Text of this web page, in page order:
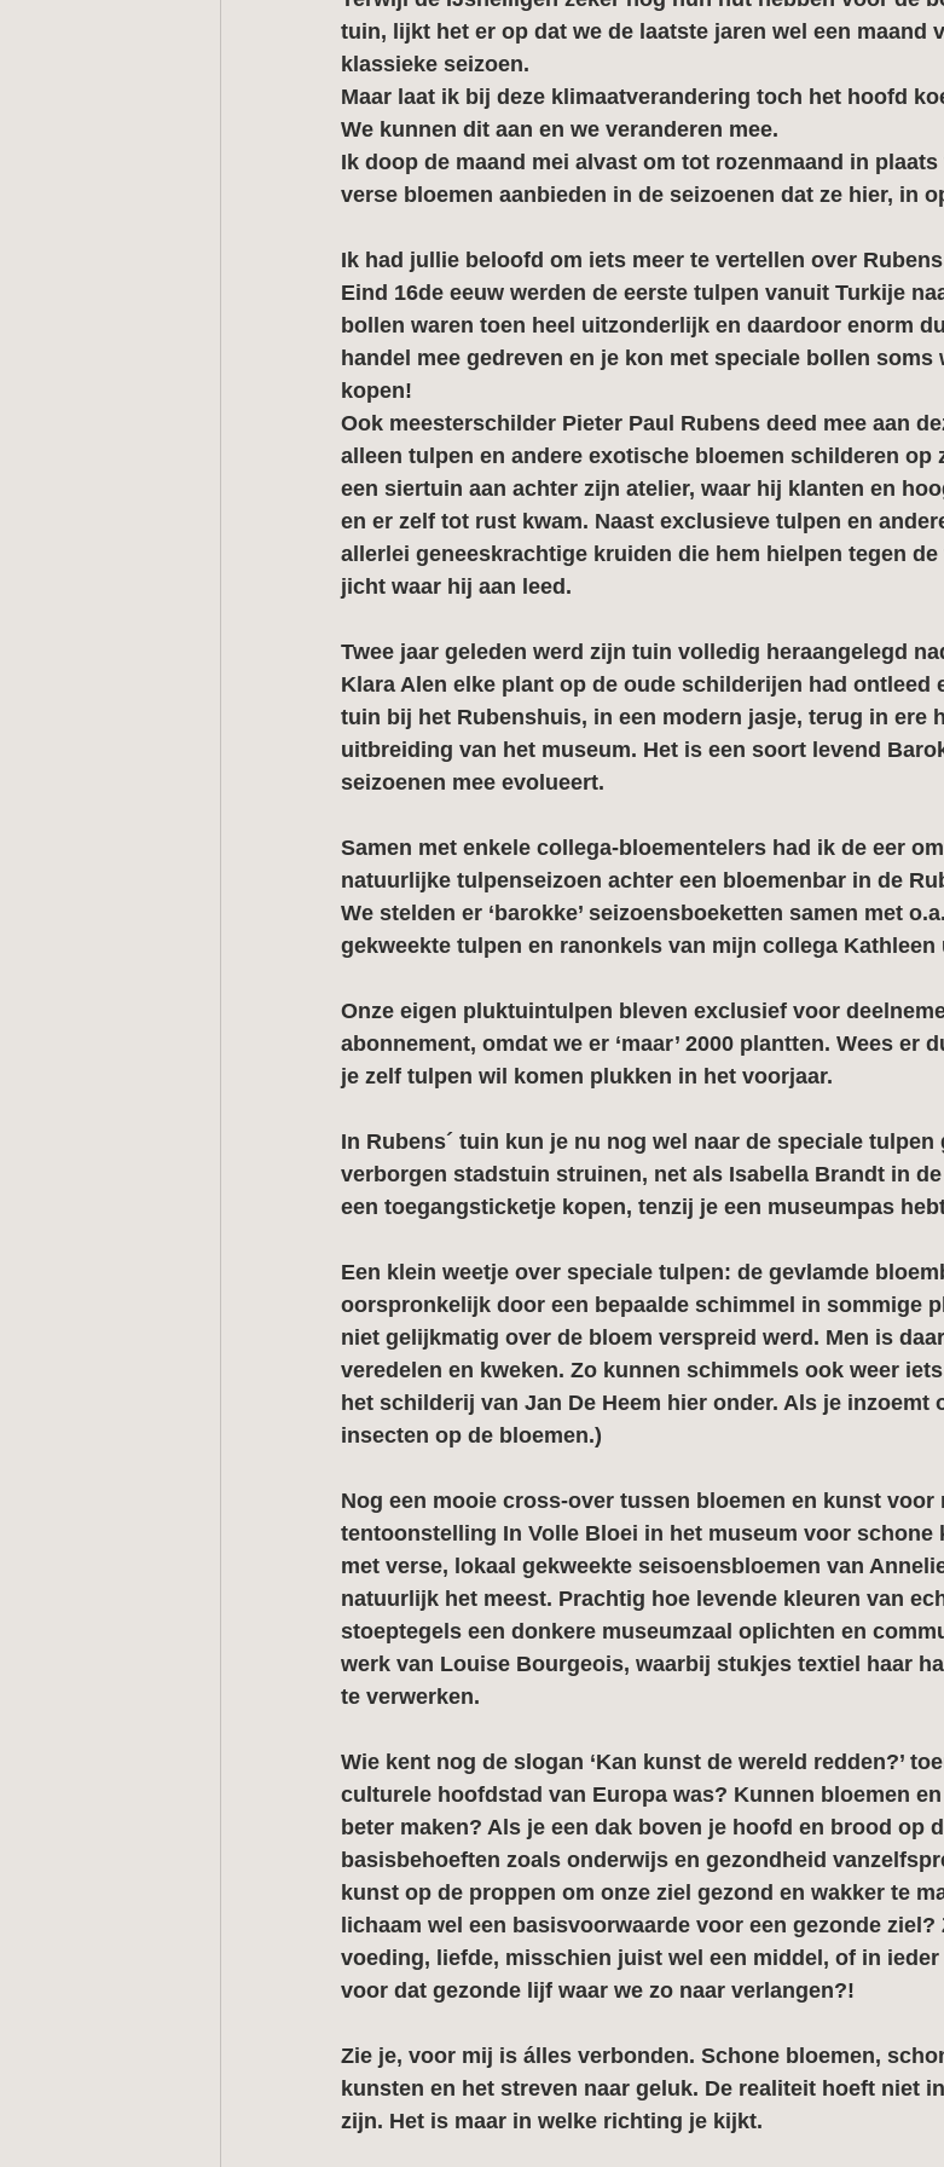
tuin, lijkt het er op dat we de laatste jaren wel een maand
klassieke seizoen.
Maar laat ik bij deze klimaatverandering toch het hoofd
We kunnen dit aan en we veranderen mee.
Ik doop de maand mei alvast om tot rozenmaand in
verse bloemen aanbieden in de seizoenen dat ze hier, in
Ik had jullie beloofd om iets meer te vertellen over
Eind 16de eeuw werden de eerste tulpen vanuit Turkije
bollen waren toen heel uitzonderlijk en daardoor enorm
handel mee gedreven en je kon met speciale bollen
kopen!
Ook meesterschilder Pieter Paul Rubens deed mee aan
alleen tulpen en andere exotische bloemen schilderen op
een siertuin aan achter zijn atelier, waar hij klanten en
en er zelf tot rust kwam. Naast exclusieve tulpen en
allerlei geneeskrachtige kruiden die hem hielpen tegen
jicht waar hij aan leed.
Twee jaar geleden werd zijn tuin volledig heraangelegd
Klara Alen elke plant op de oude schilderijen had ontleed
tuin bij het Rubenshuis, in een modern jasje, terug in ere
uitbreiding van het museum. Het is een soort levend
seizoenen mee evolueert.
Samen met enkele collega-bloementelers had ik de eer
natuurlijke tulpenseizoen achter een bloemenbar in de
We stelden er ‘barokke’ seizoensboeketten samen met
gekweekte tulpen en ranonkels van mijn collega Kathleen
Onze eigen pluktuintulpen bleven exclusief voor
abonnement, omdat we er ‘maar’ 2000 plantten. Wees er
je zelf tulpen wil komen plukken in het voorjaar.
In Rubens´ tuin kun je nu nog wel naar de speciale tulpen
verborgen stadstuin struinen, net als Isabella Brandt in de
een toegangsticketje kopen, tenzij je een museumpas
Een klein weetje over speciale tulpen: de gevlamde
oorspronkelijk door een bepaalde schimmel in sommige
niet gelijkmatig over de bloem verspreid werd. Men is
veredelen en kweken. Zo kunnen schimmels ook weer
het schilderij van Jan De Heem hier onder. Als je inzoemt
insecten op de bloemen.)
Nog een mooie cross-over tussen bloemen en kunst
tentoonstelling In Volle Bloei in het museum voor schone
met verse, lokaal gekweekte seisoensbloemen van
natuurlijk het meest. Prachtig hoe levende kleuren van
stoeptegels een donkere museumzaal oplichten en
werk van Louise Bourgeois, waarbij stukjes textiel haar
te verwerken.
Wie kent nog de slogan ‘Kan kunst de wereld redden?’
culturele hoofdstad van Europa was? Kunnen bloemen
beter maken? Als je een dak boven je hoofd en brood op
basisbehoeften zoals onderwijs en gezondheid
kunst op de proppen om onze ziel gezond en wakker te
lichaam wel een basisvoorwaarde voor een gezonde
voeding, liefde, misschien juist wel een middel, of in
voor dat gezonde lijf waar we zo naar verlangen?!
Zie je, voor mij is álles verbonden. Schone bloemen,
kunsten en het streven naar geluk. De realiteit hoeft niet
zijn. Het is maar in welke richting je kijkt.